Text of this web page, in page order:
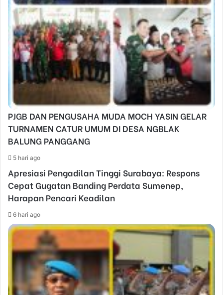
PJGB DAN PENGUSAHA MUDA MOCH YASIN GELAR
TURNAMEN CATUR UMUM DI DESA NGBLAK
BALUNG PANGGANG
5 hari ago
Apresiasi Pengadilan Tinggi Surabaya: Respons
Cepat Gugatan Banding Perdata Sumenep,
Harapan Pencari Keadilan
6 hari ago